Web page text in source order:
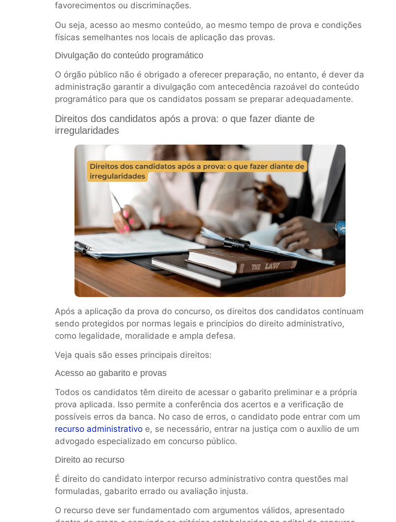
favorecimentos ou discriminações.
Ou seja, acesso ao mesmo conteúdo, ao mesmo tempo de prova e condições
físicas semelhantes nos locais de aplicação das provas.
Divulgação do conteúdo programático
O órgão público não é obrigado a oferecer preparação, no entanto, é dever da
administração garantir a divulgação com antecedência razoável do conteúdo
programático para que os candidatos possam se preparar adequadamente.
Direitos dos candidatos após a prova: o que fazer diante de
irregularidades
Após a aplicação da prova do concurso, os direitos dos candidatos continuam
sendo protegidos por normas legais e princípios do direito administrativo,
como legalidade, moralidade e ampla defesa.
Veja quais são esses principais direitos:
Acesso ao gabarito e provas
Todos os candidatos têm direito de acessar o gabarito preliminar e a própria
prova aplicada. Isso permite a conferência dos acertos e a verificação de
possíveis erros da banca. No caso de erros, o candidato pode entrar com um
recurso administrativo e, se necessário, entrar na justiça com o auxílio de um
advogado especializado em concurso público.
Direito ao recurso
É direito do candidato interpor recurso administrativo contra questões mal
formuladas, gabarito errado ou avaliação injusta.
O recurso deve ser fundamentado com argumentos válidos, apresentado